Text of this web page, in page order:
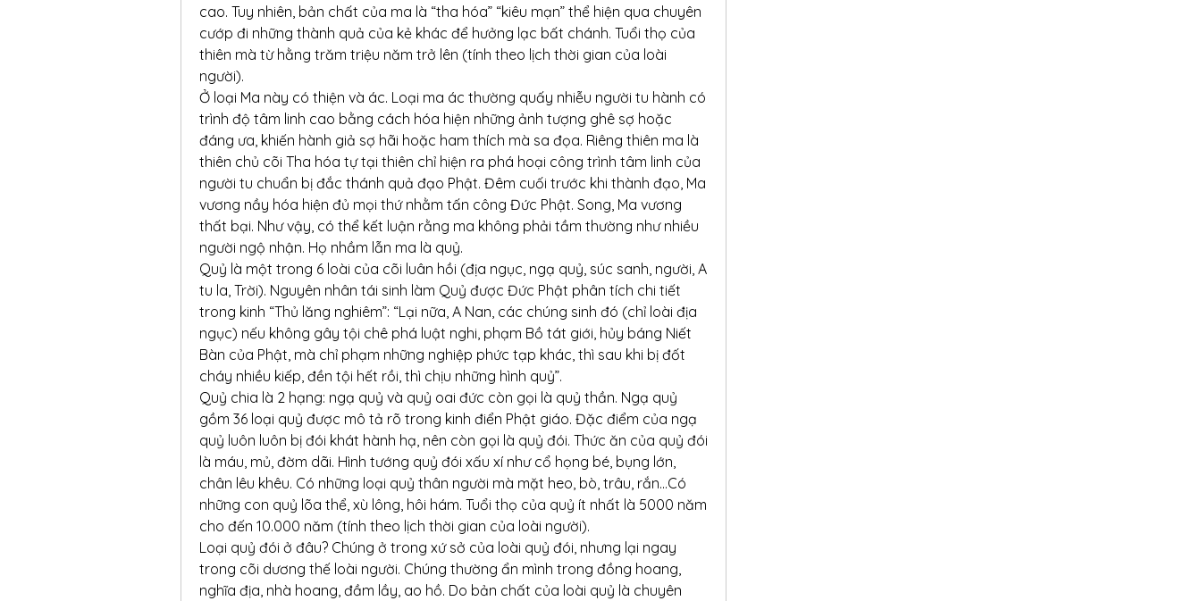
cao. Tuy nhiên, bản chất của ma là “tha hóa” “kiêu mạn” thể hiện qua chuyên
cướp đi những thành quả của kẻ khác để hưởng lạc bất chánh. Tuổi thọ của
thiên mà từ hằng trăm triệu năm trở lên (tính theo lịch thời gian của loài
người).
Ở loại Ma này có thiện và ác. Loại ma ác thường quấy nhiễu người tu hành có
trình độ tâm linh cao bằng cách hóa hiện những ảnh tượng ghê sợ hoặc
đáng ưa, khiến hành giả sợ hãi hoặc ham thích mà sa đọa. Riêng thiên ma là
thiên chủ cõi Tha hóa tự tại thiên chỉ hiện ra phá hoại công trình tâm linh của
người tu chuẩn bị đắc thánh quả đạo Phật. Đêm cuối trước khi thành đạo, Ma
vương nầy hóa hiện đủ mọi thứ nhằm tấn công Đức Phật. Song, Ma vương
thất bại. Như vậy, có thể kết luận rằng ma không phải tầm thường như nhiều
người ngộ nhận. Họ nhầm lẫn ma là quỷ.
Quỷ là một trong 6 loài của cõi luân hồi (địa ngục, ngạ quỷ, súc sanh, người, A
tu la, Trời). Nguyên nhân tái sinh làm Quỷ được Đức Phật phân tích chi tiết
trong kinh “Thủ lăng nghiêm”: “Lại nữa, A Nan, các chúng sinh đó (chỉ loài địa
ngục) nếu không gây tội chê phá luật nghi, phạm Bồ tát giới, hủy báng Niết
Bàn của Phật, mà chỉ phạm những nghiệp phức tạp khác, thì sau khi bị đốt
cháy nhiều kiếp, đền tội hết rồi, thì chịu những hình quỷ”.
Quỷ chia là 2 hạng: ngạ quỷ và quỷ oai đức còn gọi là quỷ thần. Ngạ quỷ
gồm 36 loại quỷ được mô tả rõ trong kinh điển Phật giáo. Đặc điểm của ngạ
quỷ luôn luôn bị đói khát hành hạ, nên còn gọi là quỷ đói. Thức ăn của quỷ đói
là máu, mủ, đờm dãi. Hình tướng quỷ đói xấu xí như cổ họng bé, bụng lớn,
chân lêu khêu. Có những loại quỷ thân người mà mặt heo, bò, trâu, rắn…Có
những con quỷ lõa thể, xù lông, hôi hám. Tuổi thọ của quỷ ít nhất là 5000 năm
cho đến 10.000 năm (tính theo lịch thời gian của loài người).
Loại quỷ đói ở đâu? Chúng ở trong xứ sở của loài quỷ đói, nhưng lại ngay
trong cõi dương thế loài người. Chúng thường ẩn mình trong đồng hoang,
nghĩa địa, nhà hoang, đầm lầy, ao hồ. Do bản chất của loài quỷ là chuyên